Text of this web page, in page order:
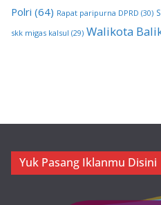
Polri (64) Rapat paripurna DPRD (30)
skk migas kalsul (29) Walikota
Yuk Pasang Iklanmu Disini